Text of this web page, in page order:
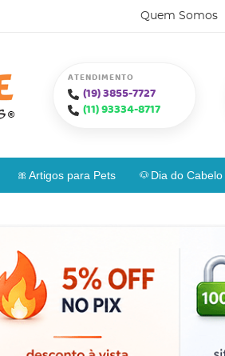
Quem Somos
ATENDIMENTO
(19)3855-7727
(11)93334-8717
Artigos para Pets Dia do